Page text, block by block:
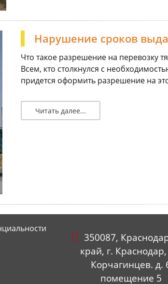
Нарушение сроков
Что такое разрешение на перевозку
Всем, кто столкнулся с
придется оформить разрешение на
Читать далее...
350087,
край, г. Краснодар,
Корчагинцев. д.
помещение 5